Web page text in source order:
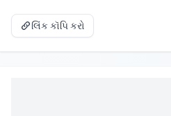
લિંક કૉપિ કરો